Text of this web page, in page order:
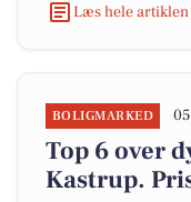
Læs hele
BOLIGMARKED
Top 6 over
Kastrup.